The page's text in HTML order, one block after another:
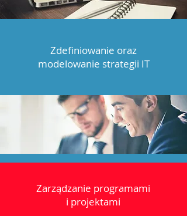
Zdefiniowanie oraz
modelowanie strategii IT
Zarządzanie programami
i projektami